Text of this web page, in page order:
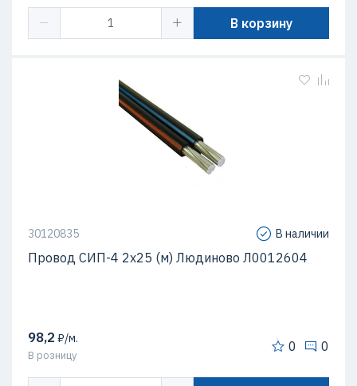
В корзину
30120835 В наличии
Провод СИП-4 2х25 (м) Людиново Л0012604
98,2 ₽/м.
В розницу
0 0